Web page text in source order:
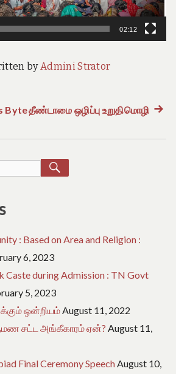
02:12
byAdmini Strator
Byteதீண்டாமை ஒழிப்பு உறுதிமொழி Next
: Based on Area and Religion :
6, 2023
Caste during Admission : TN Govt
5, 2023
ஒன்றியம் August 11, 2022
சட்ட அங்கீகாரம் ஏன்? August 11,
Final Ceremony Speech August 10,